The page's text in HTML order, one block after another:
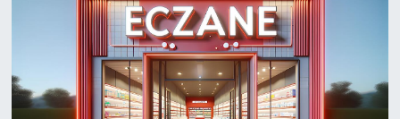
Puan Durumu ve Fikstür
Tüm Manşetler
Son Dakika Haberleri